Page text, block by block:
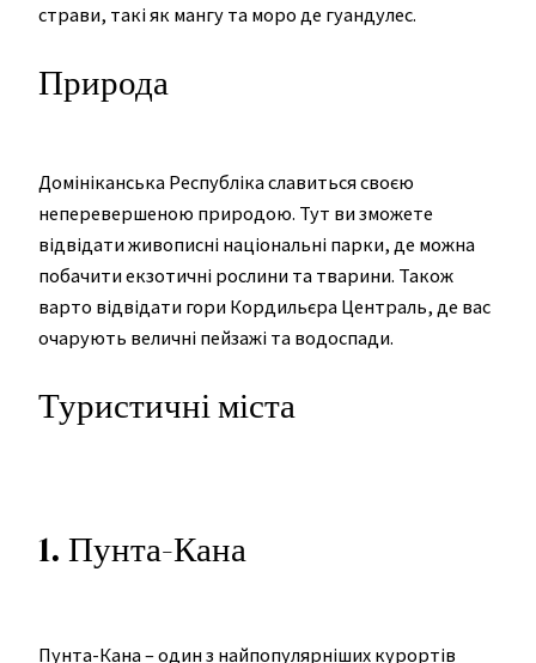
страви, такі як мангу та моро де гуандулес.
Природа
Домініканська Республіка славиться своєю
неперевершеною природою. Тут ви зможете
відвідати живописні національні парки, де можна
побачити екзотичні рослини та тварини. Також
варто відвідати гори Кордильєра Централь, де вас
очарують величні пейзажі та водоспади.
Туристичні міста
1. Пунта-Кана
Пунта-Кана – один з найпопулярніших курортів